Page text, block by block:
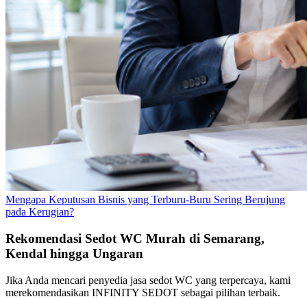
Mengapa Keputusan Bisnis yang Terburu-Buru Sering Berujung
pada Kerugian?
Rekomendasi Sedot WC Murah di Semarang,
Kendal hingga Ungaran
Jika Anda mencari penyedia jasa sedot WC yang terpercaya, kami
merekomendasikan INFINITY SEDOT sebagai pilihan terbaik.